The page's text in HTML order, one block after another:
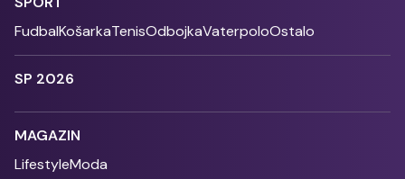
FudbalKošarkaTenisOdbojkaVaterpoloOstalo
SP 2026
MAGAZIN
LifestyleModa